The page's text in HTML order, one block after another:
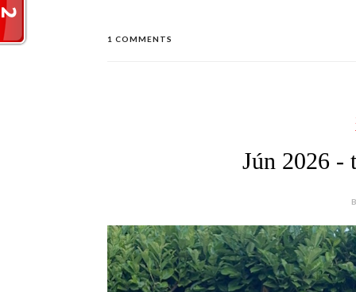
1 COMMENTS
Jún 2026 -